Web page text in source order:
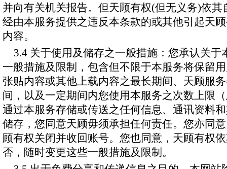
并向有关机关报告。但天顾有权(但无义务)依
经由本服务提供之违反本条款的或其他引起天
内容。
3.4 关于使用及储存之一般措施：您承认关
一般措施及限制，包含但不限于本服务将保留
张贴内容或其他上载内容之最长期间、天顾服
间，以及一定期间内您使用本服务之次数上限
通过本服务存储或传送之任何信息、通讯资料
储存，您同意天顾毋须承担任何责任。您亦同
顾有权关闭并收回账号。您也同意，天顾有权
否，随时变更这些一般措施及限制。